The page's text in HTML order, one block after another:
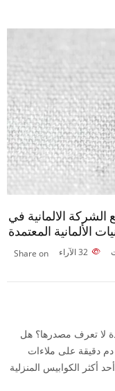
الالمانية في
الألمانية المعتمدة
الآراء Share on
لا تعرف مصدرها؟ هل
دقيقة على ملاءات
أكثر الكوابيس المنزلية